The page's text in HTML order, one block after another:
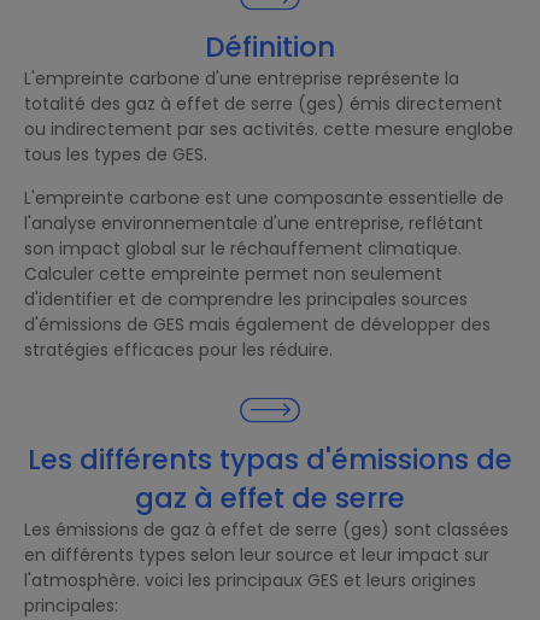
Définition
L'empreinte carbone d'une entreprise représente la
totalité des gaz à effet de serre (ges) émis directement
ou indirectement par ses activités. cette mesure englobe
tous les types de GES.
L'empreinte carbone est une composante essentielle de
l'analyse environnementale d'une entreprise, reflétant
son impact global sur le réchauffement climatique.
Calculer cette empreinte permet non seulement
d'identifier et de comprendre les principales sources
d'émissions de GES mais également de développer des
stratégies efficaces pour les réduire.
Les différents typas d'émissions de
gaz à effet de serre
Les émissions de gaz à effet de serre (ges) sont classées
en différents types selon leur source et leur impact sur
l'atmosphère. voici les principaux GES et leurs origines
principales: